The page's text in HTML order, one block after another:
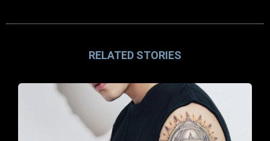
RELATED STORIES